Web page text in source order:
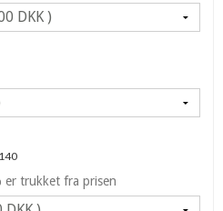
er trukket fra prisen